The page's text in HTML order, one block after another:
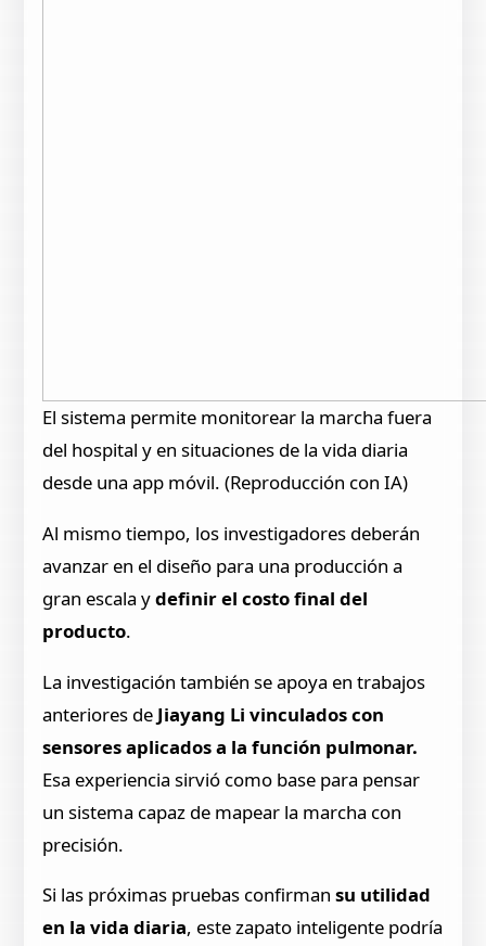
El sistema permite monitorear la marcha fuera
del hospital y en situaciones de la vida diaria
desde una app móvil. (Reproducción con IA)
Al mismo tiempo, los investigadores deberán
avanzar en el diseño para una producción a
gran escala ydefinir el costo final del
producto.
La investigación también se apoya en trabajos
anteriores de Jiayang Li vinculados con
sensores aplicados a la función pulmonar.
Esa experiencia sirvió como base para pensar
un sistema capaz de mapear la marcha con
precisión.
Si las próximas pruebas confirmansu utilidad
en la vida diaria, este zapato inteligente podría